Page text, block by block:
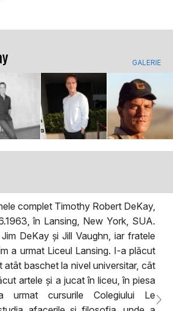
GALERIE
complet Timothy Robert DeKay,
în Lansing, New York, SUA.
DeKay și Jill Vaughn, iar fratele
a urmat Liceul Lansing. I-a plăcut
atât baschet la nivel universitar, cât
artele și a jucat în liceu, în piesa
urmat cursurile Colegiului Le